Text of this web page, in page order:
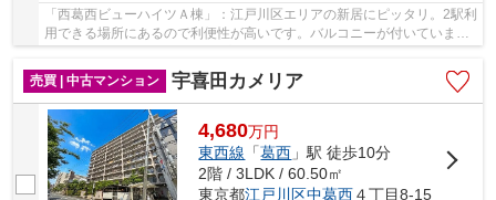
「西葛西ビューハイツＡ棟」：江戸川区エリアの新居にピッタリ。2駅利
用できる場所にあるので利便性が高いです。バルコニーが付いていま
売買 | 中古マンション
宇喜田カメリア
4,680万円
東西線 「葛西 」駅 徒歩10分
2階 / 3LDK / 60.50㎡
東京都江戸川区中葛西４丁目8-15